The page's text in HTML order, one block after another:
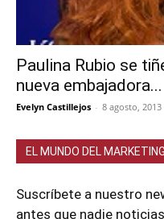
Paulina Rubio se
nueva embajadora...
Evelyn Castillejos - 8 agosto, 2013
EL MUNDO DEL
Suscríbete a nuestro
antes que nadie